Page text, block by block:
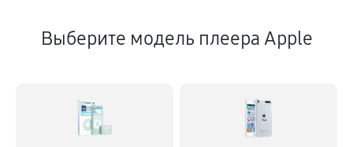
Выберите модель плеера Apple